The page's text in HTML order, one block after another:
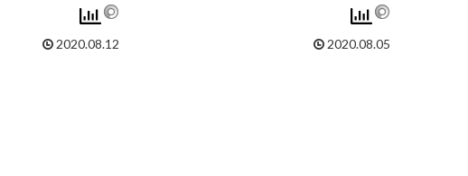
2020.08.12 2020.08.05